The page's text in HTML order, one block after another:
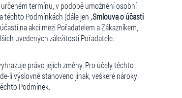
termínu, v podobě umožnění osobní
Podmínkách (dále jen „Smlouva o účasti
na akci mezi Pořadatelem a Zákazníkem,
uvedených záležitostí Pořadatele.
právo jejich změny. Pro účely těchto
li výslovně stanoveno jinak, veškeré nároky
Podmínek.